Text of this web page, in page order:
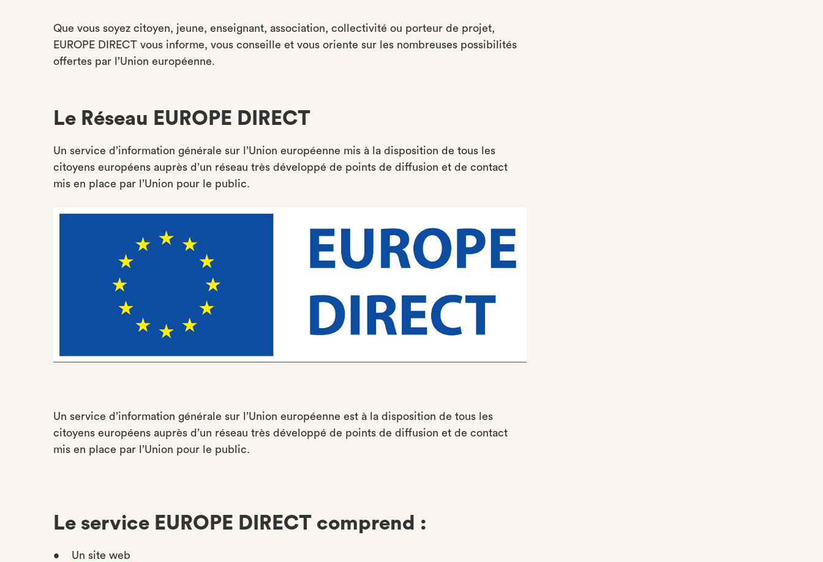
Que vous soyez citoyen, jeune, enseignant, association, collectivité ou porteur de projet,
EUROPE DIRECT vous informe, vous conseille et vous oriente sur les nombreuses possibilités
offertes par l’Union européenne.
Le Réseau EUROPE DIRECT
Un service d’information générale sur l’Union européenne mis à la disposition de tous les
citoyens européens auprès d’un réseau très développé de points de diffusion et de contact
mis en place par l’Union pour le public.
Un service d’information générale sur l’Union européenne est à la disposition de tous les
citoyens européens auprès d’un réseau très développé de points de diffusion et de contact
mis en place par l’Union pour le public.
Le service EUROPE DIRECT comprend :
• Un site web